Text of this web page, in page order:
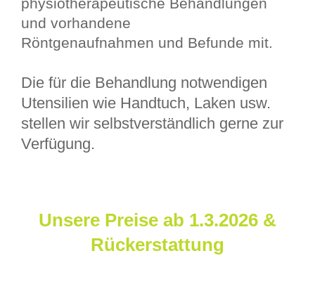
und vorhandene
Röntgenaufnahmen und Befunde mit.
Die für die Behandlung notwendigen
Utensilien wie Handtuch, Laken usw.
stellen wir selbstverständlich gerne zur
Verfügung.
Unsere Preise ab 1.3.2026 &
Rückerstattung